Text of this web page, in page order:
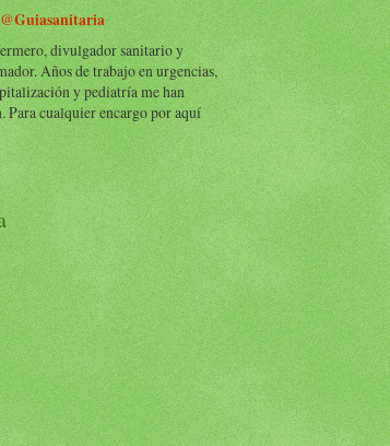
@Guiasanitaria
divulgador sanitario y
Años de trabajo en urgencias,
y pediatría me han
Para cualquier encargo por aquí